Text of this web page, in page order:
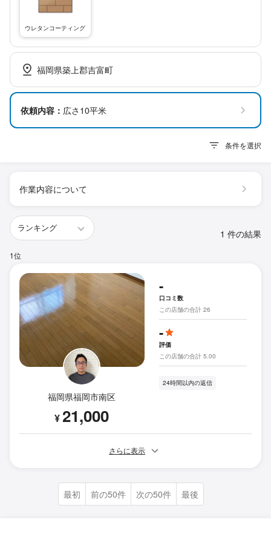
ウレタンコーティング
福岡県築上郡吉富町
依頼内容： 広さ10平米
条件を選択
作業内容について
1 件の結果
1位
福岡県福岡市南区
¥21,000
-
口コミ数
この店舗の合計 26
-
評価
この店舗の合計 5.00
24時間以内の返信
さらに表示
最初 前の50件 次の50件 最後